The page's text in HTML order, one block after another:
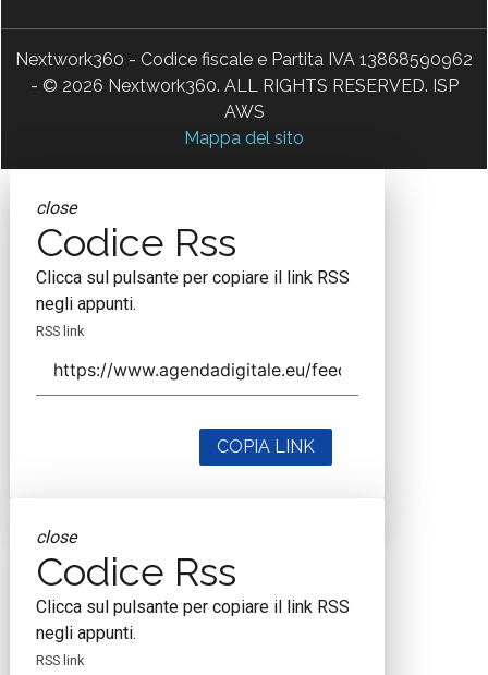
Nextwork360 - Codice fiscale e Partita IVA 13868590962
- © 2026 Nextwork360. ALL RIGHTS RESERVED. ISP
AWS
Mappa del sito
close
Codice Rss
Clicca sul pulsante per copiare il link RSS
negli appunti.
RSS link
COPIA LINK
close
Codice Rss
Clicca sul pulsante per copiare il link RSS
negli appunti.
RSS link